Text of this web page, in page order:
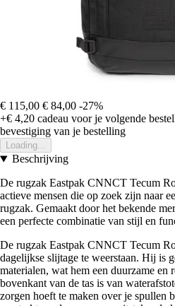
€ 115,00 € 84,00 -27%
+€ 4,20 cadeau voor je volgende
bevestiging van je bestelling
Loading...
Beschrijving
De rugzak Eastpak CNNCT Tecum
actieve mensen die op zoek zijn naar
rugzak. Gemaakt door het bekende
een perfecte combinatie van stijl en
De rugzak Eastpak CNNCT Tecum
dagelijkse slijtage te weerstaan. Hij is
materialen, wat hem een duurzame en
bovenkant van de tas is van
zorgen hoeft te maken over je spullen